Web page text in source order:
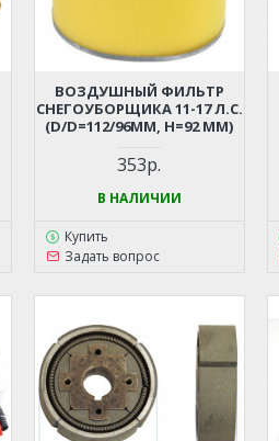
ВОЗДУШНЫЙ ФИЛЬТР
СНЕГОУБОРЩИКА 11-17 Л.С.
(D/D=112/96ММ, Н=92 ММ)
353р.
В НАЛИЧИИ
Купить
Задать вопрос